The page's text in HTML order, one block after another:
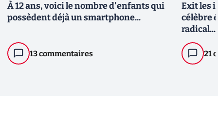
À 12 ans, voici le nombre d'enfants qui
possèdent déjà un smartphone...
13 commentaires
Exit les
célèbre
radical...
21